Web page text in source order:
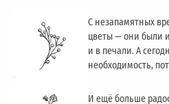
С незапамятных
цветы — они были
и в печали. А
необходимость,
И ещё больше